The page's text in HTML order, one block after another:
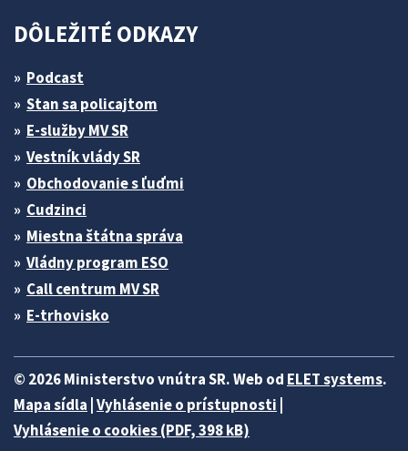
DÔLEŽITÉ ODKAZY
Podcast
Stan sa policajtom
E-služby MV SR
Vestník vlády SR
Obchodovanie s ľuďmi
Cudzinci
Miestna štátna správa
Vládny program ESO
Call centrum MV SR
E-trhovisko
© 2026 Ministerstvo vnútra SR. Web od ELET systems.
Mapa sídla Vyhlásenie o prístupnosti
Vyhlásenie o cookies (PDF, 398 kB)